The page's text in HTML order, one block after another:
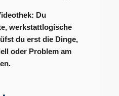
Du
werkstattlogische
du erst die Dinge,
oder Problem am